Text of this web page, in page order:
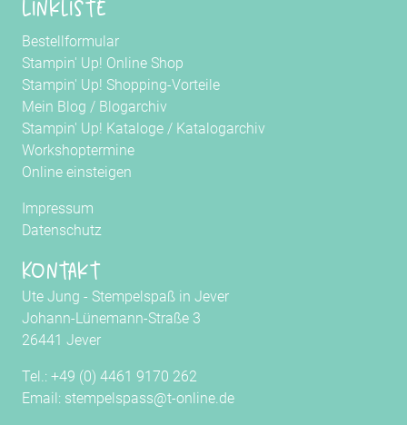
Linkliste
Bestellformular
Stampin' Up! Online Shop
Stampin' Up! Shopping-Vorteile
Mein Blog / Blogarchiv
Stampin' Up! Kataloge / Katalogarchiv
Workshoptermine
Online einsteigen
Impressum
Datenschutz
Kontakt
Ute Jung - Stempelspaß in Jever
Johann-Lünemann-Straße 3
26441 Jever
Tel.: +49 (0) 4461 9170 262
Email: stempelspass@t-online.de